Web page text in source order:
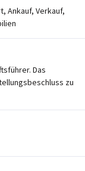
Ankauf, Verkauf,
Das
zu